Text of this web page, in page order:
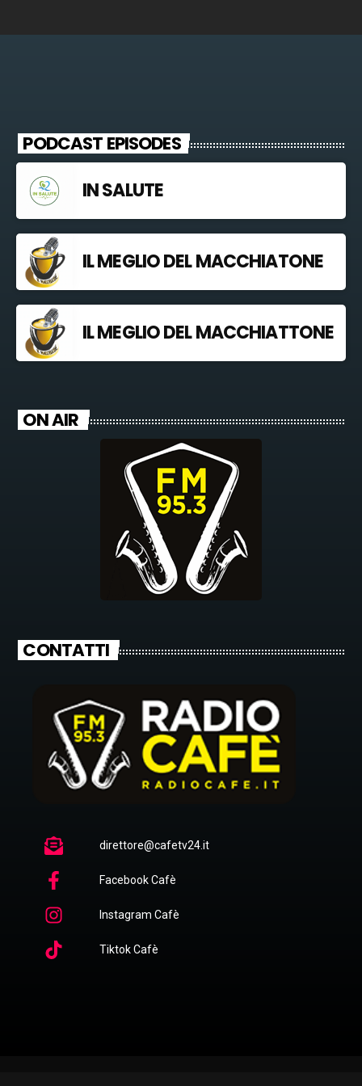
PODCAST EPISODES
IN SALUTE
IL MEGLIO DEL MACCHIATONE
IL MEGLIO DEL MACCHIATTONE
ON AIR
CONTATTI
direttore@cafetv24.it
Facebook Cafè
Instagram Cafè
Tiktok Cafè